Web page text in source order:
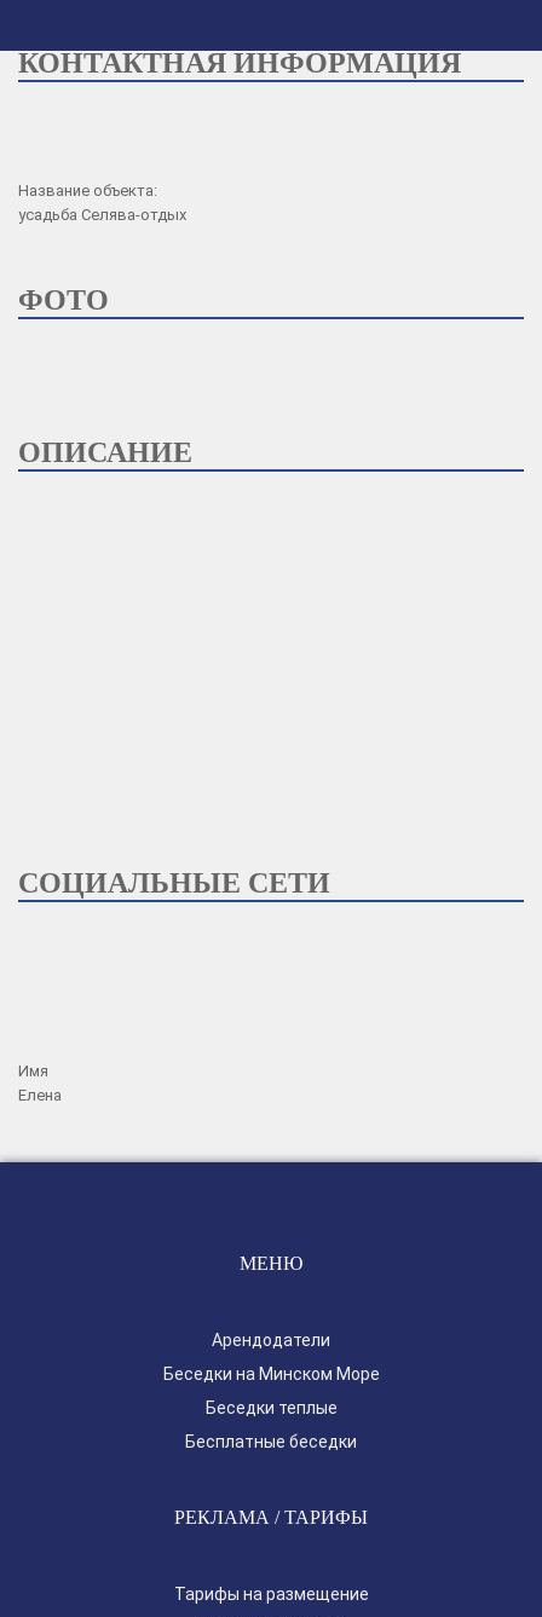
Сменить фото Вашей обложки
КОНТАКТНАЯ ИНФОРМАЦИЯ
Название объекта:
усадьба Селява-отдых
ФОТО
ОПИСАНИЕ
СОЦИАЛЬНЫЕ СЕТИ
Имя
Елена
МЕНЮ
Арендодатели
Беседки на Минском Море
Беседки теплые
Бесплатные беседки
РЕКЛАМА / ТАРИФЫ
Тарифы на размещение